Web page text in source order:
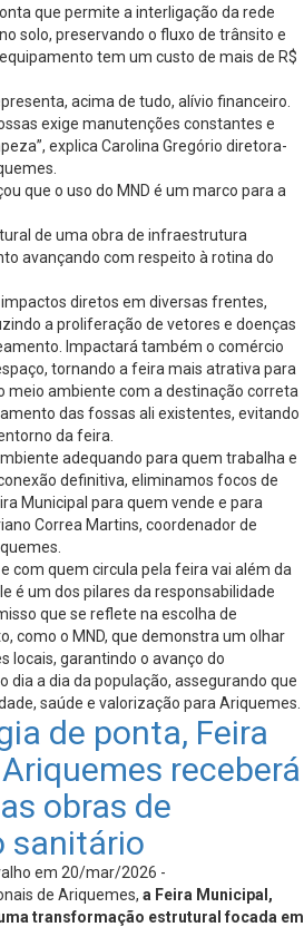
que permite a interligação da rede
solo, preservando o fluxo de trânsito e
tem um custo de mais de R$
acima de tudo, alívio financeiro.
exige manutenções constantes e
explica Carolina Gregório diretora-
que o uso do MND é um marco para a
de uma obra de infraestrutura
avançando com respeito à rotina do
diretos em diversas frentes,
a proliferação de vetores e doenças
Impactará também o comércio
tornando a feira mais atrativa para
meio ambiente com a destinação correta
das fossas ali existentes, evitando
da feira.
adequando para quem trabalha e
definitiva, eliminamos focos de
Municipal para quem vende e para
Correa Martins, coordenador de
com quem circula pela feira vai além da
é um dos pilares da responsabilidade
que se reflete na escolha de
como o MND, que demonstra um olhar
locais, garantindo o avanço do
dia a dia da população, assegurando que
saúde e valorização para Ariquemes.
de ponta, Feira
receberá
obras de
sanitário
em 20/mar/2026 -
de Ariquemes, a Feira Municipal,
transformação estrutural focada em